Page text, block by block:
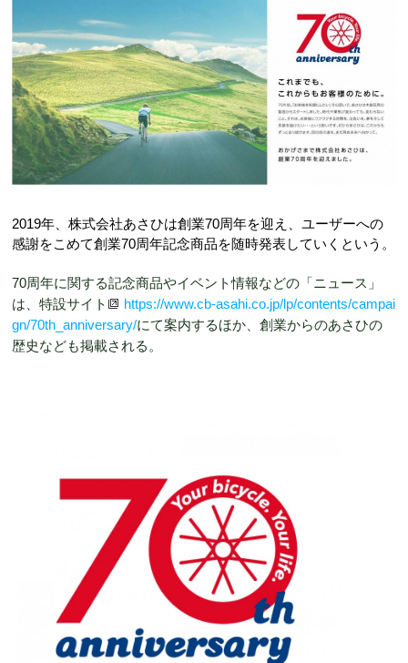
2019年、株式会社あさひは創業70周年を迎え、ユーザーへの
感謝をこめて創業70周年記念商品を随時発表していくという。
70周年に関する記念商品やイベント情報などの「ニュース」
は、特設サイト
https://www.cb-asahi.co.jp/lp/contents/campai
gn/70th_anniversary/にて案内するほか、創業からのあさひの
歴史なども掲載される。